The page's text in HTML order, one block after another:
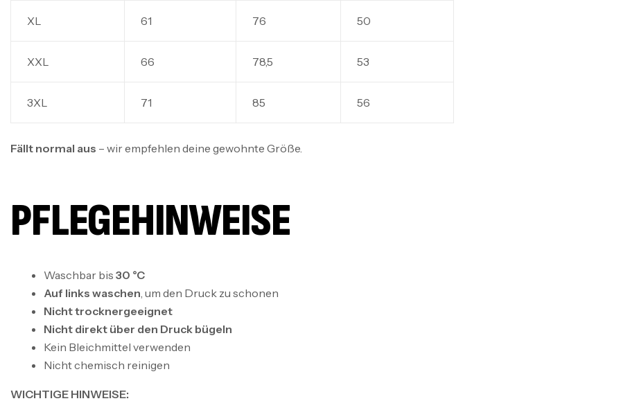
XL 61 76 50
XXL 66 78,5 53
3XL 71 85 56
Fällt normal aus – wir empfehlen deine gewohnte Größe.
PFLEGEHINWEISE
Waschbar bis 30 °C
Auf links waschen , um den Druck zu schonen
Nicht trocknergeeignet
Nicht direkt über den Druck bügeln
Kein Bleichmittel verwenden
Nicht chemisch reinigen
WICHTIGE HINWEISE: